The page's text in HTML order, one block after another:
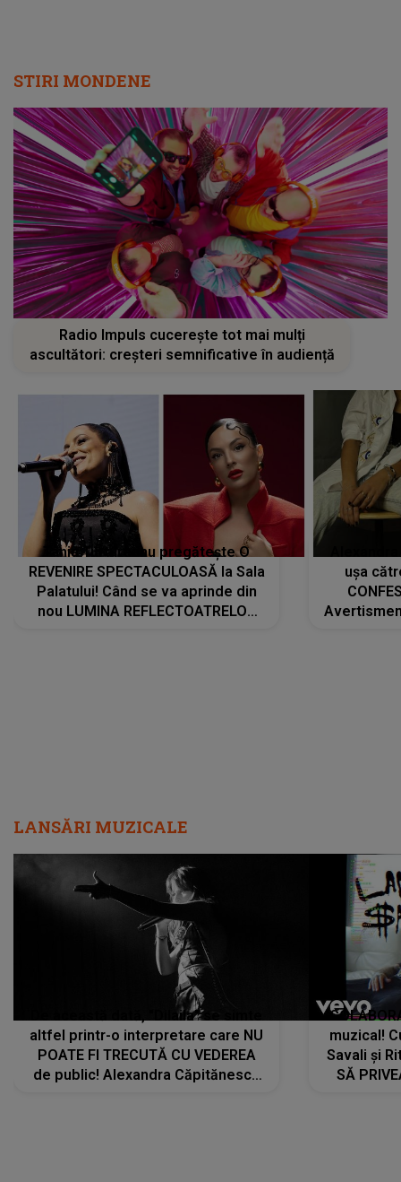
STIRI MONDENE
Radio Impuls cucerește tot mai mulți
ascultători: creșteri semnificative în audiență
Tania Turtureanu pregătește O
REVENIRE SPECTACULOASĂ la Sala
Palatului! Când se va aprinde din
nou LUMINA REFLECTOATRELOR
ușa
LANSĂRI MUZICALE
De această dată, "Dilaila" se simte
altfel printr-o interpretare care NU
POATE FI TRECUTĂ CU VEDEREA
de public! Alexandra Căpitănescu
muzical!
Savali și
SĂ